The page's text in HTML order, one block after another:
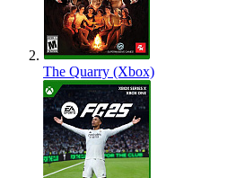
The Quarry (Xbox)